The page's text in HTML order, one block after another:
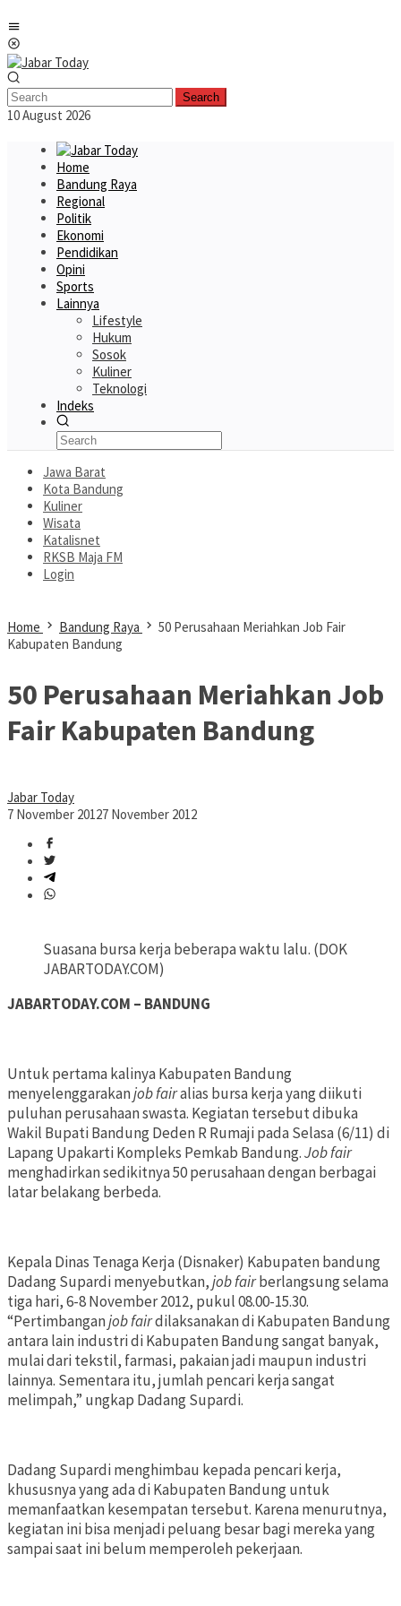
to
content
Search
10 August 2026
Home
Bandung Raya
Regional
Politik
Ekonomi
Pendidikan
Opini
Sports
Lainnya
Lifestyle
Hukum
Sosok
Kuliner
Teknologi
Indeks
Jawa Barat
Kota Bandung
Kuliner
Wisata
Katalisnet
RKSB Maja FM
Login
Home Bandung Raya
50 Perusahaan Meriahkan Job Fair
Kabupaten Bandung
50 Perusahaan Meriahkan Job
Fair Kabupaten Bandung
Jabar Today
7 November 20127 November 2012
Suasana bursa kerja beberapa waktu lalu. (DOK
JABARTODAY.COM)
JABARTODAY.COM – BANDUNG
Untuk pertama kalinya Kabupaten Bandung
menyelenggarakanjob fairalias bursa kerja yang diikuti
puluhan perusahaan swasta. Kegiatan tersebut dibuka
Wakil Bupati Bandung Deden R Rumaji pada Selasa (6/11) di
Lapang Upakarti Kompleks Pemkab Bandung.Job fair
menghadirkan sedikitnya 50 perusahaan dengan berbagai
latar belakang berbeda.
Kepala Dinas Tenaga Kerja (Disnaker) Kabupaten bandung
Dadang Supardi menyebutkan,job fairberlangsung selama
tiga hari, 6-8 November 2012, pukul 08.00-15.30.
“Pertimbanganjob fairdilaksanakan di Kabupaten Bandung
antara lain industri di Kabupaten Bandung sangat banyak,
mulai dari tekstil, farmasi, pakaian jadi maupun industri
lainnya. Sementara itu, jumlah pencari kerja sangat
melimpah,” ungkap Dadang Supardi.
Dadang Supardi menghimbau kepada pencari kerja,
khususnya yang ada di Kabupaten Bandung untuk
memanfaatkan kesempatan tersebut. Karena menurutnya,
kegiatan ini bisa menjadi peluang besar bagi mereka yang
sampai saat ini belum memperoleh pekerjaan.